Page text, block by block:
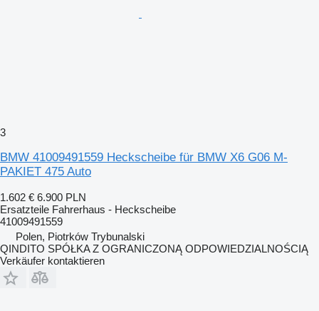
3
BMW 41009491559 Heckscheibe für BMW X6 G06 M-
PAKIET 475 Auto
1.602 € 6.900 PLN
Ersatzteile Fahrerhaus - Heckscheibe
41009491559
Polen, Piotrków Trybunalski
QINDITO SPÓŁKA Z OGRANICZONĄ ODPOWIEDZIALNOŚCIĄ
Verkäufer kontaktieren